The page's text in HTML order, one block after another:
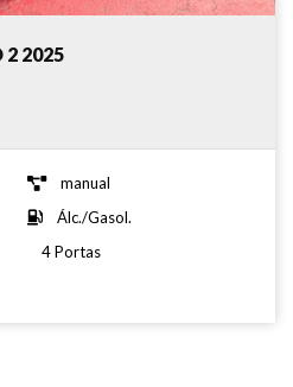
2025
manual
Álc./Gasol.
4 Portas